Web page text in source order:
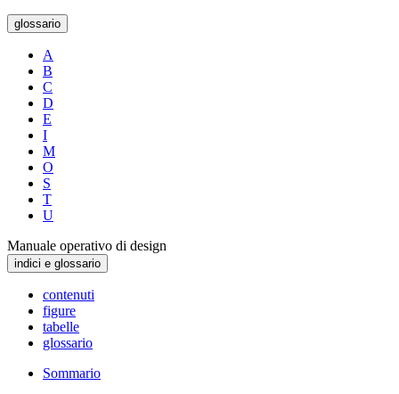
glossario
A
B
C
D
E
I
M
O
S
T
U
Manuale operativo di design
indici e glossario
contenuti
figure
tabelle
glossario
Sommario